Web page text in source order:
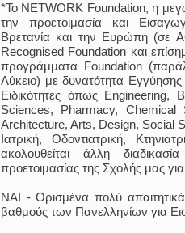
*Το NETWORK Foundation, η
την προετοιμασία και
Βρετανία και την Ευρώπη (σε
Recognised Foundation και
προγράμματα Foundation
Λύκειο) με δυνατότητα
Ειδικότητες όπως Engineering,
Sciences, Pharmacy, Chemical
Architecture, Arts, Design, Social
Ιατρική, Οδοντιατρική,
ακολουθείται άλλη
προετοιμασίας της Σχολής μας
ΝΑΙ - Ορισμένα πολύ
βαθμούς των Πανελληνίων για